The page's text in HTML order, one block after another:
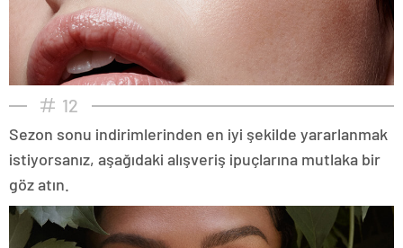
12
Sezon sonu indirimlerinden en iyi şekilde yararlanmak
istiyorsanız, aşağıdaki alışveriş ipuçlarına mutlaka bir
göz atın.